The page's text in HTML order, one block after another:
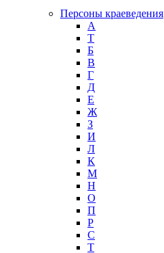
Персоны краеведения
А
T
Б
В
Г
Д
Е
Ж
З
И
Л
К
М
Н
О
П
Р
С
Т